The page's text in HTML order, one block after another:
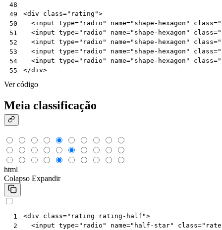
48
49
50
51
52
53
54
55
<div class="rating">
<input type="radio" name="shape-hexagon" class=
<input type="radio" name="shape-hexagon" class=
<input type="radio" name="shape-hexagon" class=
<input type="radio" name="shape-hexagon" class=
<input type="radio" name="shape-hexagon" class=
</div>
Ver código
Meia classificação
html
Colapso Expandir
1
2
<div class="rating rating-half">
<input type="radio" name="half-star" class="rate